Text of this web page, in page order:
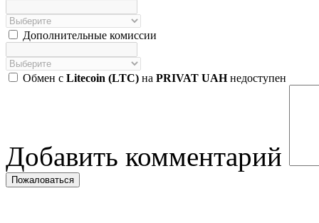
Дополнительные комиссии
Обмен с Litecoin (LTC) на PRIVAT UAHнедоступен
Добавить комментарий
Пожаловаться